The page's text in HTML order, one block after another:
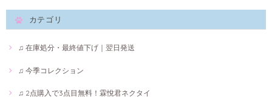
カテゴリ
♫ 在庫処分・最終値下げ｜翌日発送
♫ 今季コレクション
♫ 2点購入で3点目無料！霖悅君ネクタイ